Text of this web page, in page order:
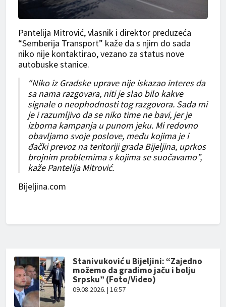
Pantelija Mitrović, vlasnik i direktor preduzeća
“Semberija Transport” kaže da s njim do sada
niko nije kontaktirao, vezano za status nove
autobuske stanice.
“Niko iz Gradske uprave nije iskazao interes da
sa nama razgovara, niti je slao bilo kakve
signale o neophodnosti tog razgovora. Sada mi
je i razumljivo da se niko time ne bavi, jer je
izborna kampanja u punom jeku. Mi redovno
obavljamo svoje poslove, među kojima je i
đački prevoz na teritoriji grada Bijeljina, uprkos
brojnim problemima s kojima se suočavamo”,
kaže Pantelija Mitrović.
Bijeljina.com
Stanivuković u Bijeljini: “Zajedno
možemo da gradimo jaču i bolju
Srpsku” (Foto/Video)
09.08.2026. | 16:57